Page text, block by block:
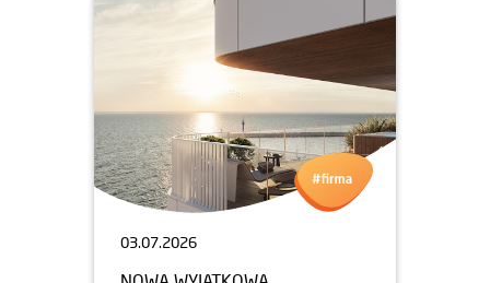
03.07.2026